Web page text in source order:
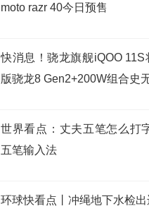
moto razr 40今日预售
快消息！骁龙旗舰iQOO 11S
版骁龙8 Gen2+200W组合史
世界看点：丈夫五笔怎么打
五笔输入法
环球快看点丨冲绳地下水检